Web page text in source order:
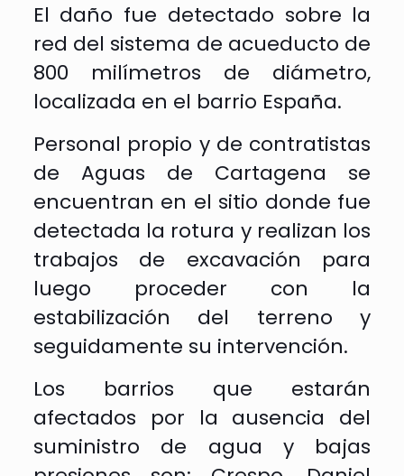
El daño fue detectado sobre la
red del sistema de acueducto de
800 milímetros de diámetro,
localizada en el barrio España.
Personal propio y de contratistas
de Aguas de Cartagena se
encuentran en el sitio donde fue
detectada la rotura y realizan los
trabajos de excavación para
luego proceder con la
estabilización del terreno y
seguidamente su intervención.
Los barrios que estarán
afectados por la ausencia del
suministro de agua y bajas